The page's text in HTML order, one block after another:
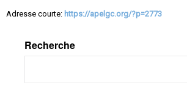
Adresse courte: https://apelgc.org/?p=2773
Recherche